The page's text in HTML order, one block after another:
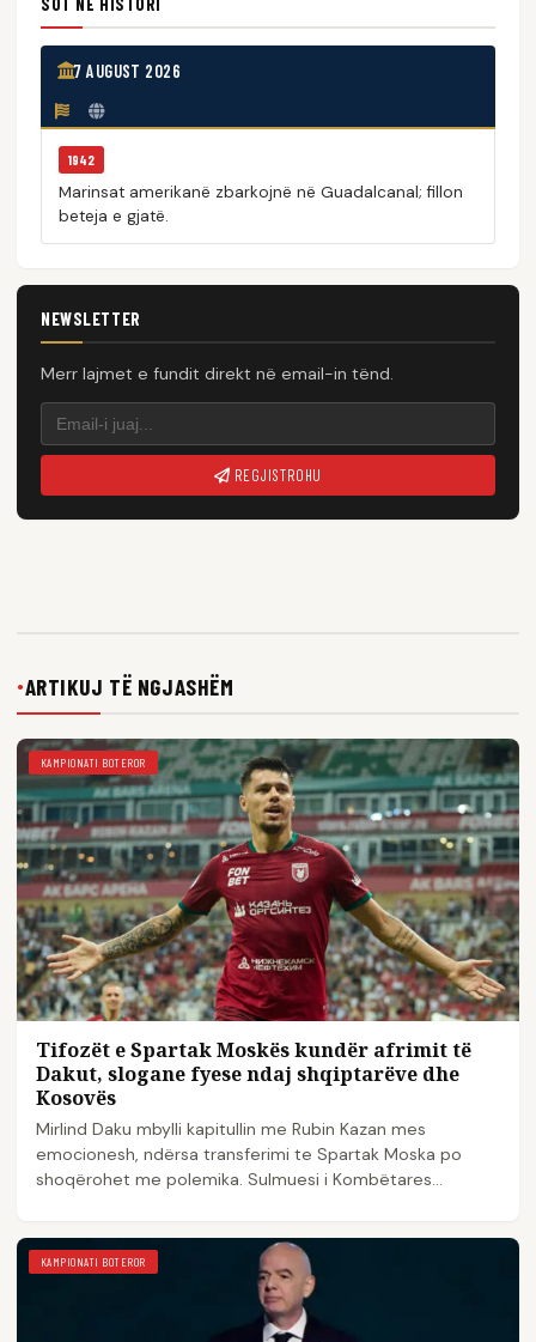
7 AUGUST 2026
1942
Marinsat amerikanë zbarkojnë në Guadalcanal; fillon
beteja e gjatë.
NEWSLETTER
Merr lajmet e fundit direkt në email-in tënd.
REGJISTROHU
●ARTIKUJ TË NGJASHËM
KAMPIONATI BOTEROR
Tifozët e Spartak Moskës kundër afrimit të
Dakut, slogane fyese ndaj shqiptarëve dhe
Kosovës
Mirlind Daku mbylli kapitullin me Rubin Kazan mes
emocionesh, ndërsa transferimi te Spartak Moska po
shoqërohet me polemika. Sulmuesi i Kombëtares
KAMPIONATI BOTEROR